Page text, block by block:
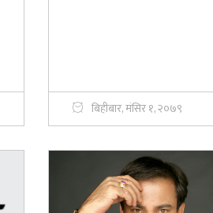
बिहीबार, मंसिर १, २०७९